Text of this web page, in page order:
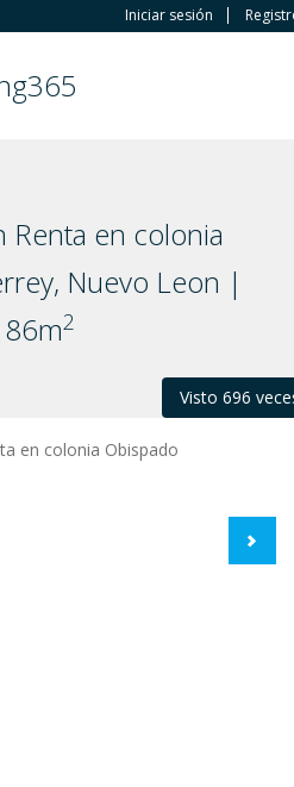
Iniciar sesión
en colonia
Nuevo Leon |
2
Visto 696